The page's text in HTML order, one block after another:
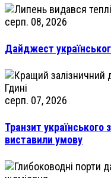
серп. 08, 2026
Дайджест
серп. 07, 2026
Транзит українського
виставили умову